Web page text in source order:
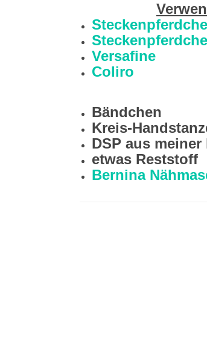
Versafine
Coliro
Bändchen
Kreis-
DSP aus meiner
etwas Reststoff
Bernina